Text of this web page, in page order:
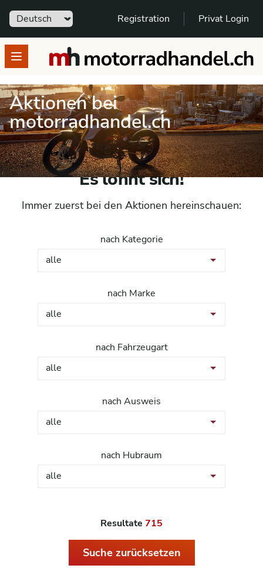
Sprache Registration Privat Login
Open menumotorradhandel.ch
Aktionen bei
motorradhandel.ch
Es lohnt sich!
Immer zuerst bei den Aktionen hereinschauen:
nach Kategorie
alle
nach Marke
alle
nach Fahrzeugart
alle
nach Ausweis
alle
nach Hubraum
alle
Resultate 715
Suche zurücksetzen